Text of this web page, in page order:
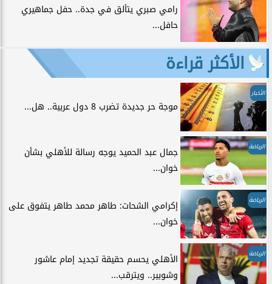
رامي صبري يتألق في جدة.. حفل جماهيري
حافل...
الأكثر قراءة
الأخبار
موجة حر جديدة تضرب 8 دول عربية.. هل...
الرياضة
جمال عبد الحميد يوجه رسالة للأهلي بشأن
خوان...
الرياضة
إكرامي الشحات: طاهر محمد طاهر يتفوق على
خوان...
الرياضة
الأهلي يحسم حقيقة تجديد إمام عاشور
وشوبير.. ويترقب...